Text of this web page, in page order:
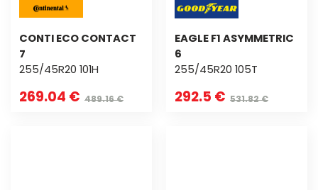
CONTI ECO CONTACT
7
255/45R20 101H
269.04 € 489.16 €
EAGLE F1 ASYMMETRIC
6
255/45R20 105T
292.5 € 531.82 €